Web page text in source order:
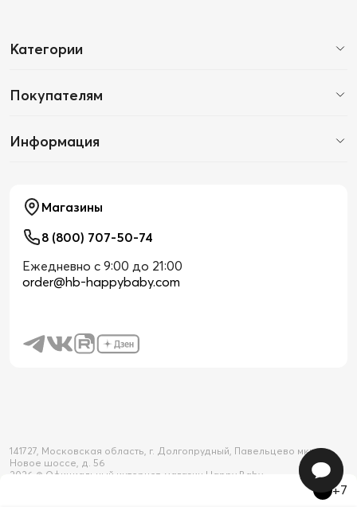
+7
Категории
Покупателям
Информация
Магазины
8 (800) 707-50-74
Ежедневно с 9:00 до 21:00
order@hb-happybaby.com
141727, Московская область, г. Долгопрудный, Павельцево мкр-н,
Новое шоссе, д. 56
2026 © Официальный интернет-магазин Happy Baby